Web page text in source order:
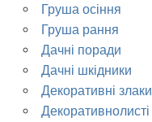
Груша осіння
Груша рання
Дачні поради
Дачні шкідники
Декоративні злаки
Декоративнолисті